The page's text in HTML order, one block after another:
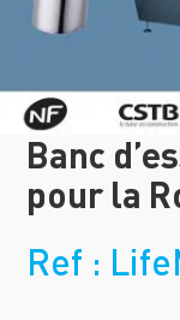
Banc
pour la
Ref :